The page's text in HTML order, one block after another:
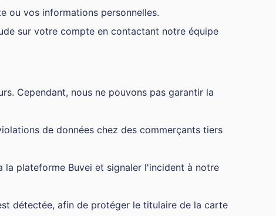
ou vos informations personnelles.
sur votre compte en contactant notre équipe
Cependant, nous ne pouvons pas garantir la
de données chez des commerçants tiers
plateforme Buvei et signaler l'incident à notre
détectée, afin de protéger le titulaire de la carte